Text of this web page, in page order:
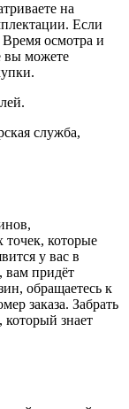
на
Если
осмотра и
вы можете
служба,
которые
у вас в
вам придёт
обращаетесь к
заказа. Забрать
знает